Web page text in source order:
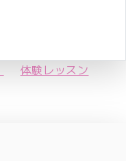
体験レッスン